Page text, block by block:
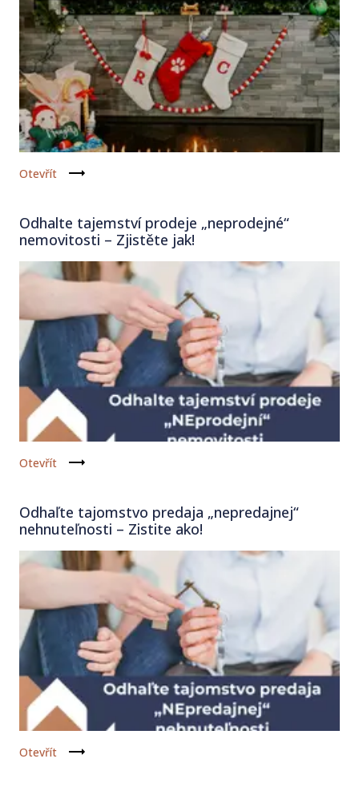
Otevřít
Odhalte tajemství prodeje „neprodejné“
nemovitosti – Zjistěte jak!
Otevřít
Odhaľte tajomstvo predaja „nepredajnej“
nehnuteľnosti – Zistite ako!
Otevřít